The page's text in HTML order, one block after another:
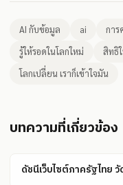
AI กับข้อมูล ai กา
รู้ให้รอดในโลกใหม่
สิทธิ
โลกเปลี่ยน เราก็เข้าใจมัน
บทความที่เกี่ยวข้อง
ดัชนีเว็บไซต์ภาครัฐไทย